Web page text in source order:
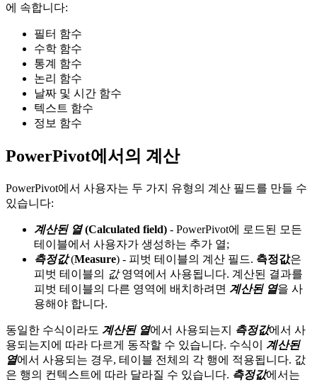
에 속합니다:
필터 함수
수학 함수
통계 함수
논리 함수
날짜 및 시간 함수
텍스트 함수
정보 함수
PowerPivot에서의 계산
PowerPivot에서 사용자는 두 가지 유형의 계산 필드를 만들 수
있습니다:
계산된 열(Calculated field) - PowerPivot에 로드된 모든
테이블에서 사용자가 생성하는 추가 열;
측정값(Measure) - 피벗 테이블의 계산 필드. 측정값은
피벗 테이블의 값영역에서 사용됩니다. 계산된 결과를
피벗 테이블의 다른 영역에 배치하려면 계산된 열을 사
용해야 합니다.
동일한 수식이라도 계산된 열에서 사용되는지 측정값에서 사
용되는지에 따라 다르게 동작할 수 있습니다. 수식이 계산된
열에서 사용되는 경우, 테이블 전체의 각 행에 적용됩니다. 값
은 행의 컨텍스트에 따라 달라질 수 있습니다. 측정값에서는